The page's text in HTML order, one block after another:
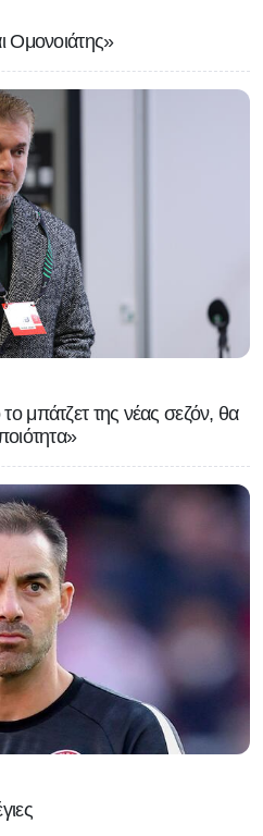
Ομονοιάτης»
μπάτζετ της νέας σεζόν, θα